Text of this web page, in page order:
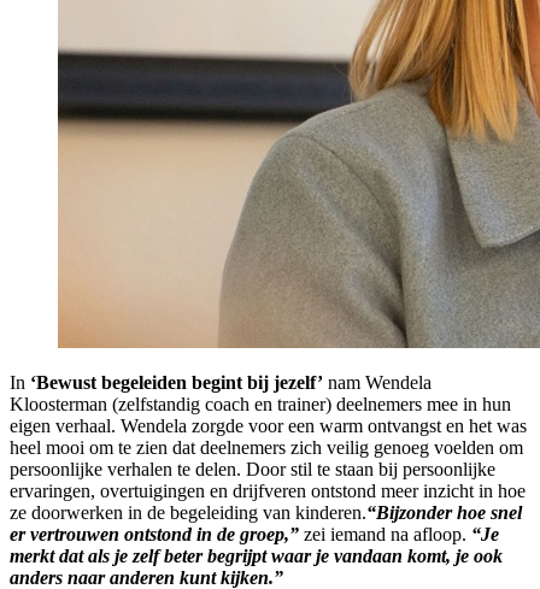
In ‘Bewust begeleiden begint bij jezelf’ nam Wendela
Kloosterman (zelfstandig coach en trainer) deelnemers mee in hun
eigen verhaal. Wendela zorgde voor een warm ontvangst en het was
heel mooi om te zien dat deelnemers zich veilig genoeg voelden om
persoonlijke verhalen te delen. Door stil te staan bij persoonlijke
ervaringen, overtuigingen en drijfveren ontstond meer inzicht in hoe
ze doorwerken in de begeleiding van kinderen.“Bijzonder hoe snel
er vertrouwen ontstond in de groep,” zei iemand na afloop. “Je
merkt dat als je zelf beter begrijpt waar je vandaan komt, je ook
anders naar anderen kunt kijken.”